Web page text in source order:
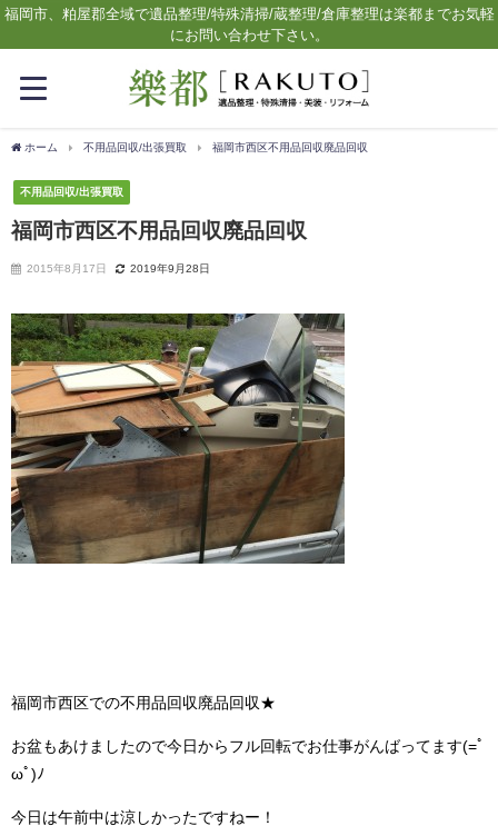
福岡市、粕屋郡全域で遺品整理/特殊清掃/蔵整理/倉庫整理は楽都までお気軽
にお問い合わせ下さい。
ホーム 不用品回収/出張買取 福岡市西区不用品回収廃品回収
不用品回収/出張買取
福岡市西区不用品回収廃品回収
2015年8月17日 2019年9月28日
福岡市西区での不用品回収廃品回収★
お盆もあけましたので今日からフル回転でお仕事がんばってます(=ﾟ
ωﾟ)ﾉ
今日は午前中は涼しかったですねー！